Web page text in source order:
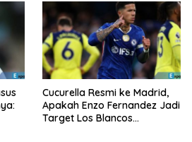
Cucurella Resmi ke Madrid,
Apakah Enzo Fernandez Jadi
Target Los Blancos